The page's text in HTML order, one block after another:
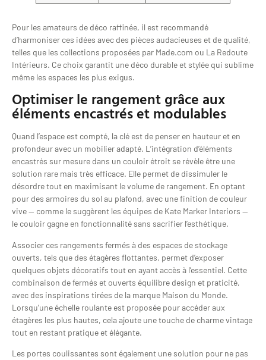
Pour les amateurs de déco raffinée, il est recommandé
d’harmoniser ces idées avec des pièces audacieuses et de qualité,
telles que les collections proposées par Made.com ou La Redoute
Intérieurs. Ce choix garantit une déco durable et stylée qui sublime
même les espaces les plus exigus.
Optimiser le rangement grâce aux
éléments encastrés et modulables
Quand l’espace est compté, la clé est de penser en hauteur et en
profondeur avec un mobilier adapté. L’intégration d’éléments
encastrés sur mesure dans un couloir étroit se révèle être une
solution rare mais très efficace. Elle permet de dissimuler le
désordre tout en maximisant le volume de rangement. En optant
pour des armoires du sol au plafond, avec une finition de couleur
vive — comme le suggèrent les équipes de Kate Marker Interiors —
le couloir gagne en fonctionnalité sans sacrifier l’esthétique.
Associer ces rangements fermés à des espaces de stockage
ouverts, tels que des étagères flottantes, permet d’exposer
quelques objets décoratifs tout en ayant accès à l’essentiel. Cette
combinaison de fermés et ouverts équilibre design et praticité,
avec des inspirations tirées de la marque Maison du Monde.
Lorsqu’une échelle roulante est proposée pour accéder aux
étagères les plus hautes, cela ajoute une touche de charme vintage
tout en restant pratique et élégante.
Les portes coulissantes sont également une solution pour ne pas